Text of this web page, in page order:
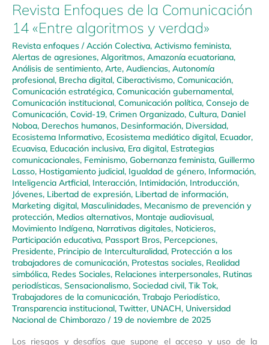
Revista Enfoques de la Comunicación
14 «Entre algoritmos y verdad»
Revista enfoques /Acción Colectiva, Activismo feminista,
Alertas de agresiones, Algoritmos, Amazonía ecuatoriana,
Análisis de sentimiento, Arte, Audiencias, Autonomía
profesional, Brecha digital, Ciberactivismo, Comunicación,
Comunicación estratégica, Comunicación gubernamental,
Comunicación institucional, Comunicación política, Consejo de
Comunicación, Covid-19, Crimen Organizado, Cultura, Daniel
Noboa, Derechos humanos, Desinformación, Diversidad,
Ecosistema Informativo, Ecosistema mediático digital, Ecuador,
Ecuavisa, Educación inclusiva, Era digital, Estrategias
comunicacionales, Feminismo, Gobernanza feminista, Guillermo
Lasso, Hostigamiento judicial, Igualdad de género, Información,
Inteligencia Artficial, Interacción, Intimidación, Introducción,
Jóvenes, Libertad de expresión, Libertad de información,
Marketing digital, Masculinidades, Mecanismo de prevención y
protección, Medios alternativos, Montaje audiovisual,
Movimiento Indígena, Narrativas digitales, Noticieros,
Participación educativa, Passport Bros, Percepciones,
Presidente, Principio de Interculturalidad, Protección a los
trabajadores de comunicación, Protestas sociales, Realidad
simbólica, Redes Sociales, Relaciones interpersonales, Rutinas
periodísticas, Sensacionalismo, Sociedad civil, Tik Tok,
Trabajadores de la comunicación, Trabajo Periodístico,
Transparencia institucional, Twitter, UNACH, Universidad
Nacional de Chimborazo / 19 de noviembre de 2025
Los riesgos y desafíos que supone el acceso y uso de la